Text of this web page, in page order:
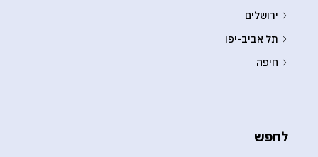
ירושלים
תל אביב-יפו
חיפה
לחפש